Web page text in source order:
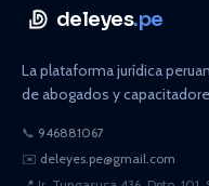
deleyes.pe
La plataforma jurídica
de abogados y
📞 946881067
✉️ deleyes.pe@gmail.com